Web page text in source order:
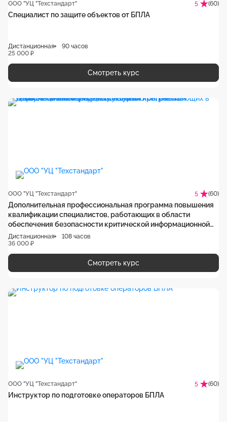
ООО "УЦ "Техстандарт" 5 (60)
Специалист по защите объектов от БПЛА
Дистанционная
90 часов
25 000 ₽
Смотреть курс
ООО "УЦ "Техстандарт" 5 (60)
Дополнительная профессиональная программа повышения
квалификации специалистов, работающих в области
обеспечения безопасности критической информационной
инфраструктуры
Дистанционная
108 часов
36 000 ₽
Смотреть курс
ООО "УЦ "Техстандарт" 5 (60)
Инструктор по подготовке операторов БПЛА